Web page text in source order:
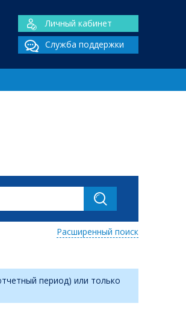
Личный кабинет
Служба поддержки
Расширенный поиск
период) или только